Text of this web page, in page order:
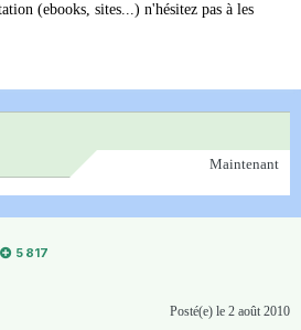
(ebooks, sites...) n'hésitez pas à les
Maintenant
5 817
Posté(e) le 2 août 2010